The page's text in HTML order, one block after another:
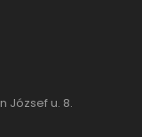
József u. 8.